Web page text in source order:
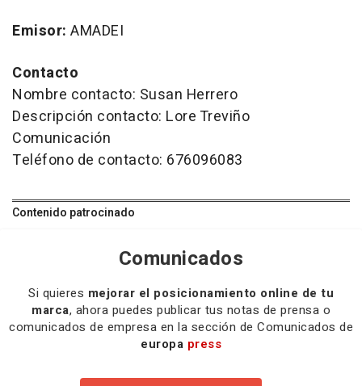
Emisor: AMADEI
Contacto
Nombre contacto: Susan Herrero
Descripción contacto: Lore Treviño
Comunicación
Teléfono de contacto: 676096083
Contenido patrocinado
Comunicados
Si quieres mejorar el posicionamiento online de tu
marca, ahora puedes publicar tus notas de prensa o
comunicados de empresa en la sección de Comunicados de
europa press